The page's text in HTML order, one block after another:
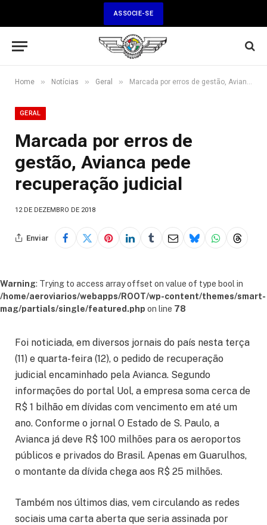
ASSOCIE-SE
Home » Notícias » Geral » Marcada por erros de gestão, Avianca pede recuperação judicial
GERAL
Marcada por erros de
gestão, Avianca pede
recuperação judicial
12 DE DEZEMBRO DE 2018
Enviar
Warning: Trying to access array offset on value of type bool in
/home/aeroviarios/webapps/ROOT/wp-content/themes/smart-
mag/partials/single/featured.php on line 78
Foi noticiada, em diversos jornais do país nesta terça
(11) e quarta-feira (12), o pedido de recuperação
judicial encaminhado pela Avianca. Segundo
informações do portal Uol, a empresa soma cerca de
R$ 1 bilhão em dívidas com vencimento em até um
ano. Conforme o jornal O Estado de S. Paulo, a
Avianca já deve R$ 100 milhões para os aeroportos
públicos e privados do Brasil. Apenas em Guarulhos,
o montante da dívida chega aos R$ 25 milhões.
Também nos últimos dias, vem circulando as redes
sociais uma carta aberta que seria assinada por